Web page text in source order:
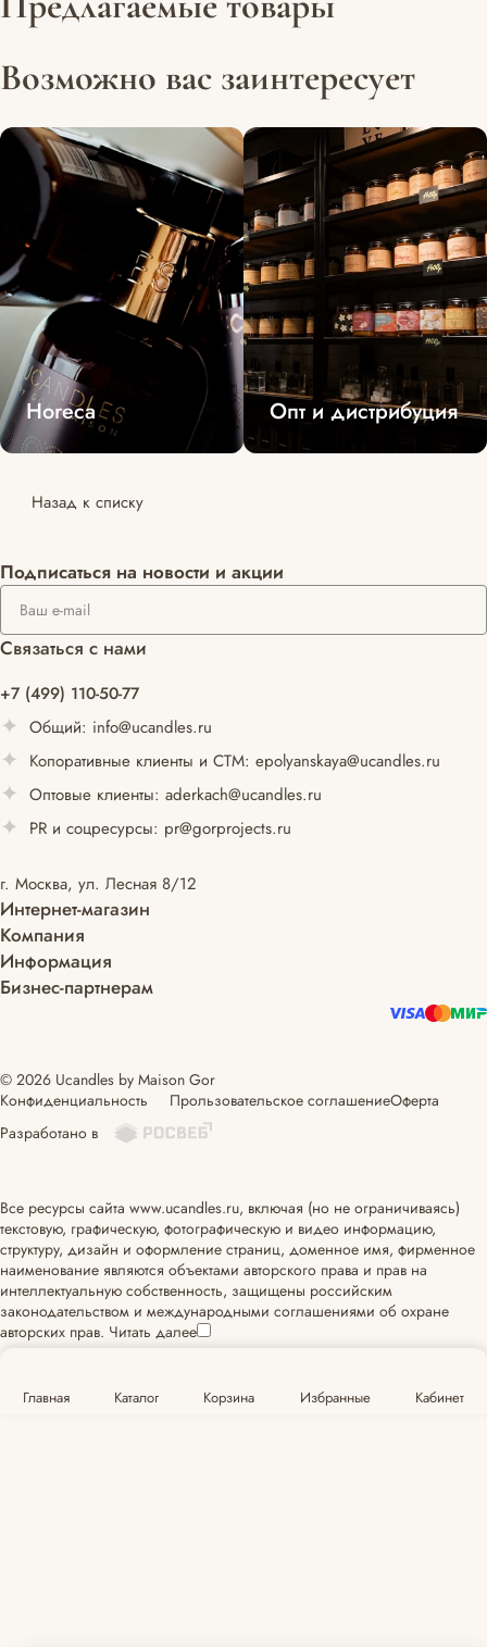
Возможно вас заинтересует
Horeca Опт и дистрибуция
Назад к списку
Подписаться на новости и акции
Связаться с нами
+7 (499) 110-50-77
Общий: info@ucandles.ru
Копоративные клиенты и СТМ: epolyanskaya@ucandles.ru
Оптовые клиенты: aderkach@ucandles.ru
PR и соцресурсы: pr@gorprojects.ru
г. Москва, ул. Лесная 8/12
Интернет-магазин
Компания
Информация
Бизнес-партнерам
© 2026 Ucandles by Maison Gor
Конфиденциальность
Прользовательское соглашениеОферта
Разработано в
Все ресурсы сайта www.ucandles.ru, включая (но не ограничиваясь)
текстовую, графическую, фотографическую и видео информацию,
структуру, дизайн и оформление страниц, доменное имя, фирменное
наименование являются объектами авторского права и прав на
интеллектуальную собственность, защищены российским
законодательством и международными соглашениями об охране
авторских прав. Читать далее
Главная Каталог Корзина Избранные Кабинет